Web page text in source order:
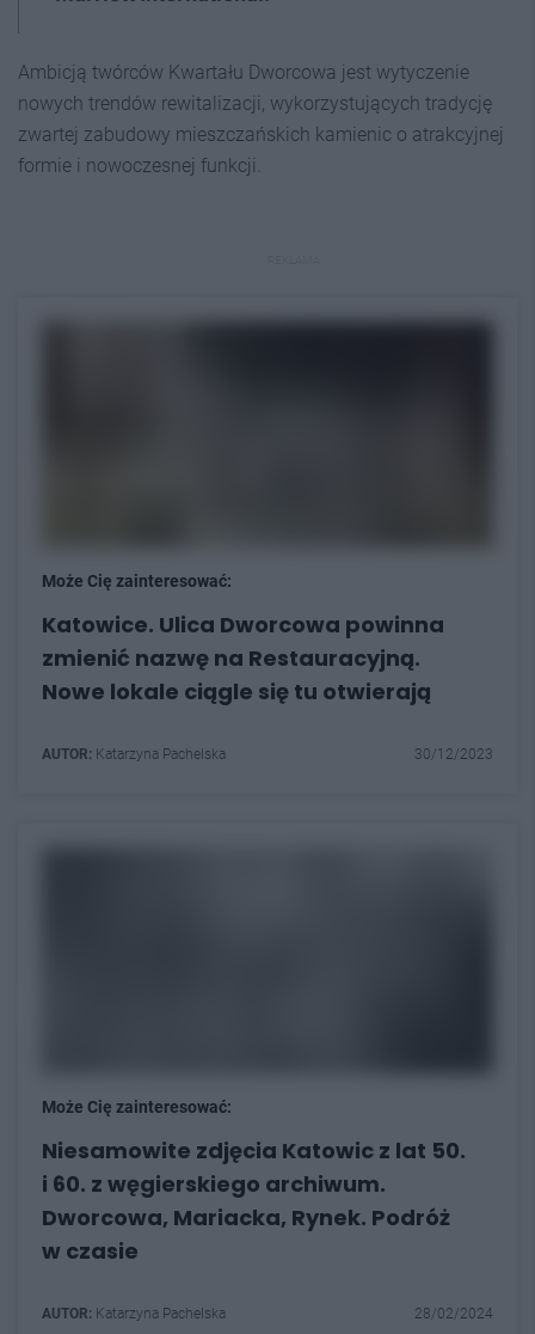
Ambicją twórców Kwartału Dworcowa jest wytyczenie
nowych trendów rewitalizacji, wykorzystujących tradycję
zwartej zabudowy mieszczańskich kamienic o atrakcyjnej
formie i nowoczesnej funkcji.
Może Cię zainteresować:
Katowice. Ulica Dworcowa powinna
zmienić nazwę na Restauracyjną.
Nowe lokale ciągle się tu otwierają
AUTOR: Katarzyna Pachelska 30/12/2023
Może Cię zainteresować:
Niesamowite zdjęcia Katowic z lat 50.
i 60. z węgierskiego archiwum.
Dworcowa, Mariacka, Rynek. Podróż
w czasie
AUTOR: Katarzyna Pachelska 28/02/2024